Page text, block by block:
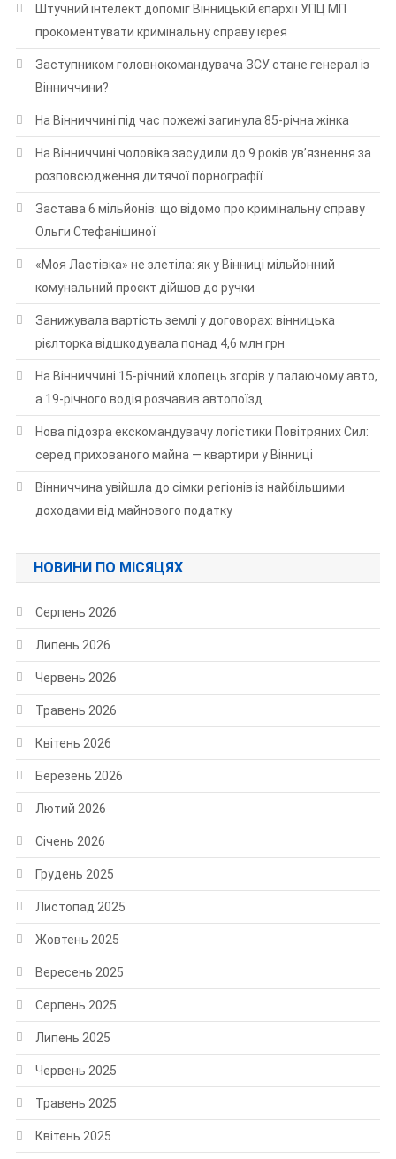
Штучний інтелект допоміг Вінницькій єпархії УПЦ МП
прокоментувати кримінальну справу ієрея
Заступником головнокомандувача ЗСУ стане генерал із
Вінниччини?
На Вінниччині під час пожежі загинула 85-річна жінка
На Вінниччині чоловіка засудили до 9 років ув’язнення за
розповсюдження дитячої порнографії
Застава 6 мільйонів: що відомо про кримінальну справу
Ольги Стефанішиної
«Моя Ластівка» не злетіла: як у Вінниці мільйонний
комунальний проєкт дійшов до ручки
Занижувала вартість землі у договорах: вінницька
рієлторка відшкодувала понад 4,6 млн грн
На Вінниччині 15-річний хлопець згорів у палаючому авто,
а 19-річного водія розчавив автопоїзд
Нова підозра екскомандувачу логістики Повітряних Сил:
серед прихованого майна — квартири у Вінниці
Вінниччина увійшла до сімки регіонів із найбільшими
доходами від майнового податку
НОВИНИ ПО МІСЯЦЯХ
Серпень 2026
Липень 2026
Червень 2026
Травень 2026
Квітень 2026
Березень 2026
Лютий 2026
Січень 2026
Грудень 2025
Листопад 2025
Жовтень 2025
Вересень 2025
Серпень 2025
Липень 2025
Червень 2025
Травень 2025
Квітень 2025